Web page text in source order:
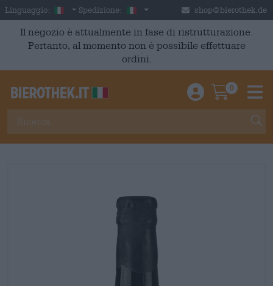
Skip to main content
Linguaggio: Italian
Spedizione: Italia shop@bierothek.de
Il negozio è attualmente in fase di ristrutturazione.
Pertanto, al momento non è possibile effettuare
ordini.
Einloggen /
0